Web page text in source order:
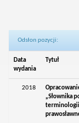
Odsłon pozycji:
Data
wydania
Tytuł
2018
„Słownika
terminologii